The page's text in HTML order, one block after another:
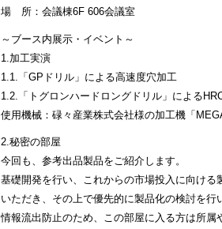
場 所：会議棟6F 606会議室
～ブース内展示・イベント～
1.加工実演
1.1.「GPドリル」による高速度穴加工
1.2.「トグロンハードロングドリル」による
使用機械：碌々産業株式会社様の加工機「
2.秘密の部屋
今回も、参考出品製品をご紹介します。
基礎開発を行い、これからの市場投入に向け
いただき、その上で優先的に製品化の検討を行
情報流出防止のため、この部屋に入る方は所属